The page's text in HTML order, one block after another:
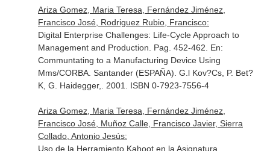
Ariza Gomez, Maria Teresa, Fernández Jiménez,
Francisco José, Rodriguez Rubio, Francisco:
Digital Enterprise Challenges: Life-Cycle Approach to
Management and Production. Pag. 452-462. En:
Communtating to a Manufacturing Device Using
Mms/CORBA. Santander (ESPAÑA). G.l Kov?Cs, P. Bet?
K, G. Haidegger,. 2001. ISBN 0-7923-7556-4
Ariza Gomez, Maria Teresa, Fernández Jiménez,
Francisco José, Muñoz Calle, Francisco Javier, Sierra
Collado, Antonio Jesús:
Uso de la Herramiento Kahoot en la Asignatura